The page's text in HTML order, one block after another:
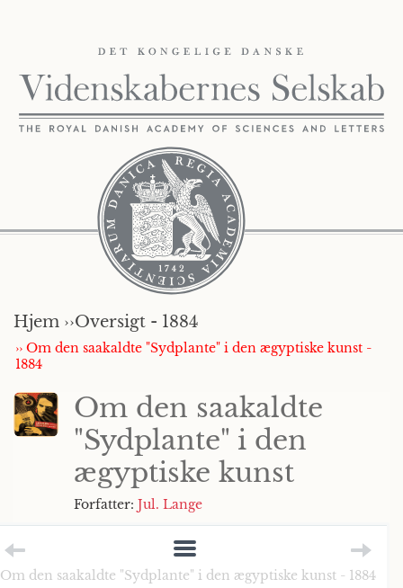
Hjem ››Oversigt - 1884
›› Om den saakaldte "Sydplante" i den ægyptiske kunst -
1884
Om den saakaldte
"Sydplante" i den
ægyptiske kunst
Forfatter: Jul. Lange
Om den saakaldte "Sydplante" i den ægyptiske kunst - 1884